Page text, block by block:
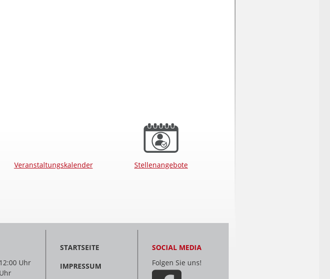
Veranstaltungskalender Stellenangebote
Uhr
STARTSEITE
IMPRESSUM
SOCIAL MEDIA
Folgen Sie uns!